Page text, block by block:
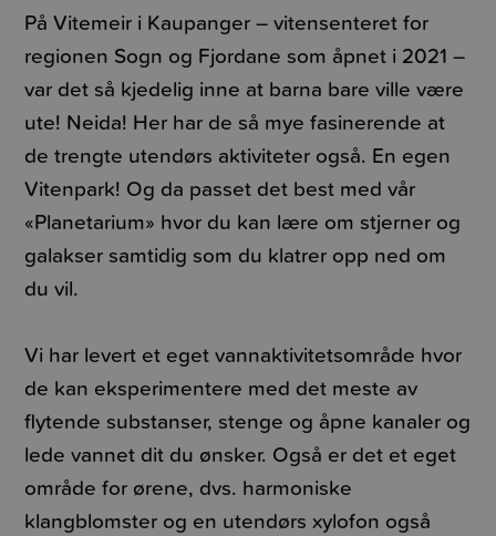
På Vitemeir i Kaupanger – vitensenteret for
regionen Sogn og Fjordane som åpnet i 2021 –
var det så kjedelig inne at barna bare ville være
ute! Neida! Her har de så mye fasinerende at
de trengte utendørs aktiviteter også. En egen
Vitenpark! Og da passet det best med vår
«Planetarium» hvor du kan lære om stjerner og
galakser samtidig som du klatrer opp ned om
du vil.
Vi har levert et eget vannaktivitetsområde hvor
de kan eksperimentere med det meste av
flytende substanser, stenge og åpne kanaler og
lede vannet dit du ønsker. Også er det et eget
område for ørene, dvs. harmoniske
klangblomster og en utendørs xylofon også